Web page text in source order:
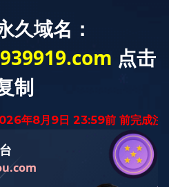
服务
是我们持续成长的基石